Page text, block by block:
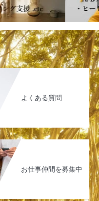
よくある質問
お仕事仲間を募集中